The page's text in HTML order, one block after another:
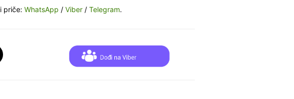
priče: WhatsApp / Viber/ Telegram.